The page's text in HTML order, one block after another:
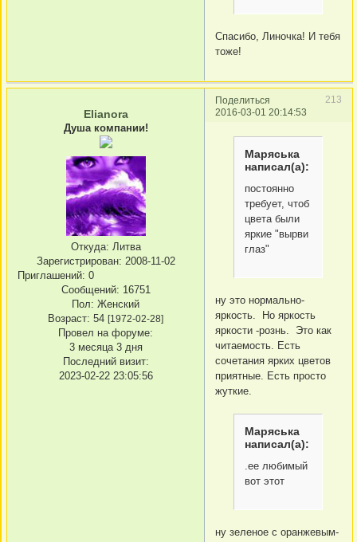
Спасибо, Линочка! И тебя
тоже!
Поделиться
213
2016-03-01 20:14:53
Elianora
Душа компании!
Откуда: Литва
Зарегистрирован: 2008-11-02
Приглашений: 0
Сообщений: 16751
Пол: Женский
Возраст: 54 [1972-02-28]
Провел на форуме:
3 месяца 3 дня
Последний визит:
2023-02-22 23:05:56
Маряська
написал(а):
постоянно
требует, чтоб
цвета были
яркие "вырви
глаз"
ну это нормально-
яркость. Но яркость
яркости -рознь. Это как
читаемость. Есть
сочетания ярких цветов
приятные. Есть просто
жуткие.
Маряська
написал(а):
.ее любимый
вот этот
ну зеленое с оранжевым-